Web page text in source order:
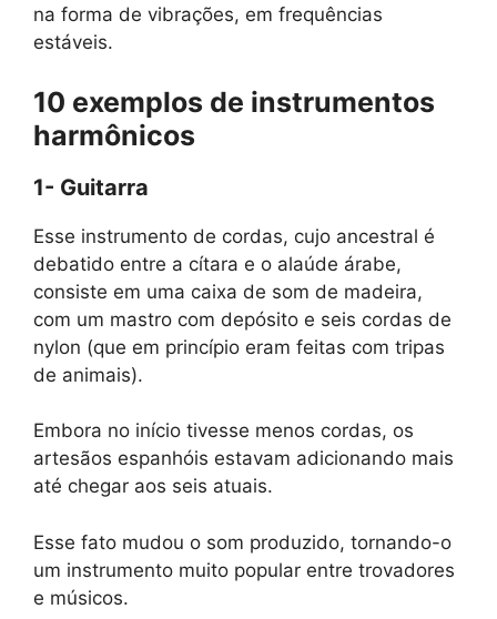
na forma de vibrações, em frequências
estáveis.
10 exemplos de instrumentos
harmônicos
1- Guitarra
Esse instrumento de cordas, cujo ancestral é
debatido entre a cítara e o alaúde árabe,
consiste em uma caixa de som de madeira,
com um mastro com depósito e seis cordas de
nylon (que em princípio eram feitas com tripas
de animais).
Embora no início tivesse menos cordas, os
artesãos espanhóis estavam adicionando mais
até chegar aos seis atuais.
Esse fato mudou o som produzido, tornando-o
um instrumento muito popular entre trovadores
e músicos.